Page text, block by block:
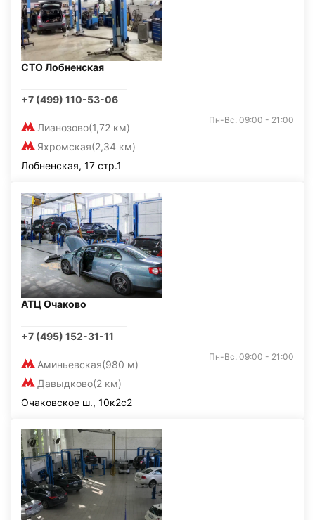
СТО Лобненская
+7 (499) 110-53-06
Лианозово(1,72 км)
Яхромская(2,34 км)
Пн-Вс: 09:00 - 21:00
Лобненская, 17 стр.1
АТЦ Очаково
+7 (495) 152-31-11
Аминьевская(980 м)
Давыдково(2 км)
Пн-Вс: 09:00 - 21:00
Очаковское ш., 10к2с2